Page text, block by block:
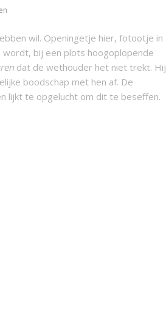
wil. Openingetje hier, fotootje in
wordt, bij een plots hoogoplopende
dat de wethouder het niet trekt. Hij
boodschap met hen af. De
lijkt te opgelucht om dit te beseffen.